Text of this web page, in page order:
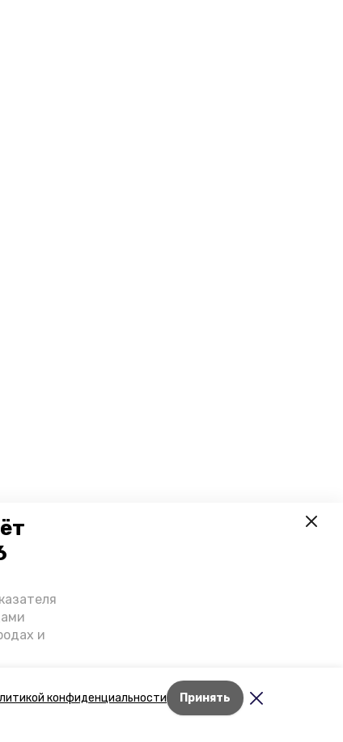
конфиденциальности Принять
и
о